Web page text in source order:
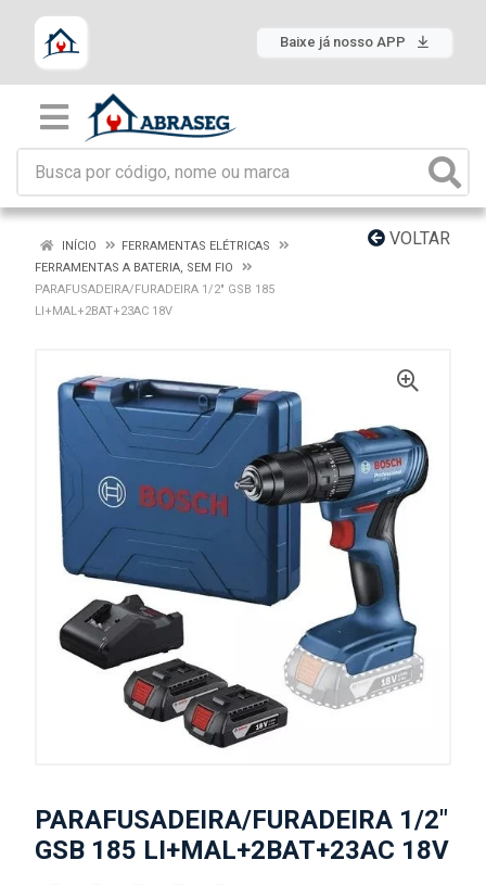
Baixe já nosso APP
VOLTAR
INÍCIO
FERRAMENTAS ELÉTRICAS
FERRAMENTAS A BATERIA, SEM FIO
PARAFUSADEIRA/FURADEIRA 1/2" GSB 185
LI+MAL+2BAT+23AC 18V
PARAFUSADEIRA/FURADEIRA 1/2"
GSB 185 LI+MAL+2BAT+23AC 18V